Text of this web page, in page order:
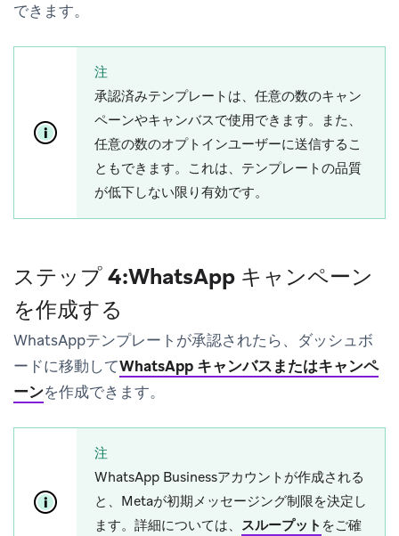
できます。
注
承認済みテンプレートは、任意の数のキャン
ペーンやキャンバスで使用できます。また、
任意の数のオプトインユーザーに送信するこ
ともできます。これは、テンプレートの品質
が低下しない限り有効です。
ステップ 4:WhatsApp キャンペーン
を作成する
WhatsAppテンプレートが承認されたら、ダッシュボ
ードに移動してWhatsApp キャンバスまたはキャンペ
ーンを作成できます。
注
WhatsApp Businessアカウントが作成される
と、Metaが初期メッセージング制限を決定し
ます。詳細については、 スループット をご確